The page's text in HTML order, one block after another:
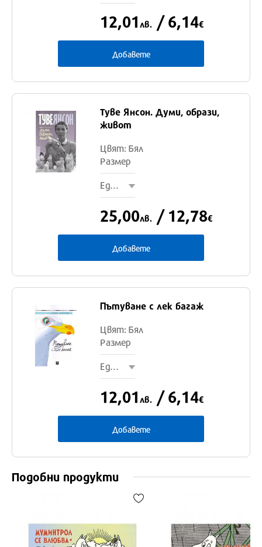
12,01 лв. / 6,14€
Добавете
Туве Янсон. Думи, образи,
живот
Цвят: Бял
Размер
Един размер
Един
размер
25,00лв. / 12,78€
Добавете
Пътуване с лек багаж
Цвят: Бял
Размер
Един размер
Един
размер
12,01 лв. / 6,14€
Добавете
Подобни продукти